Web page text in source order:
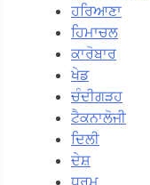
ਹਰਿਆਣਾ
ਹਿਮਾਚਲ
ਕਾਰੋਬਾਰ
ਖੇਡ
ਚੰਦੀਗੜਹ
ਟੈਕਨਾਲੋਜੀ
ਦਿਲੀ
ਦੇਸ਼
ਧਰਮ